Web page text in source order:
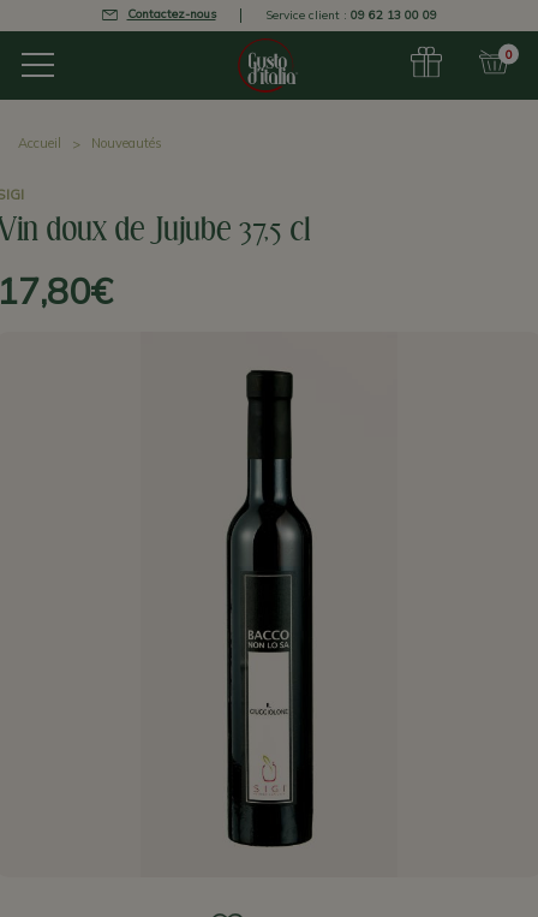
Contactez-nous Service client : 09 62 13 00 09
0
Accueil Nouveautés
doux de Jujube 37,5 cl